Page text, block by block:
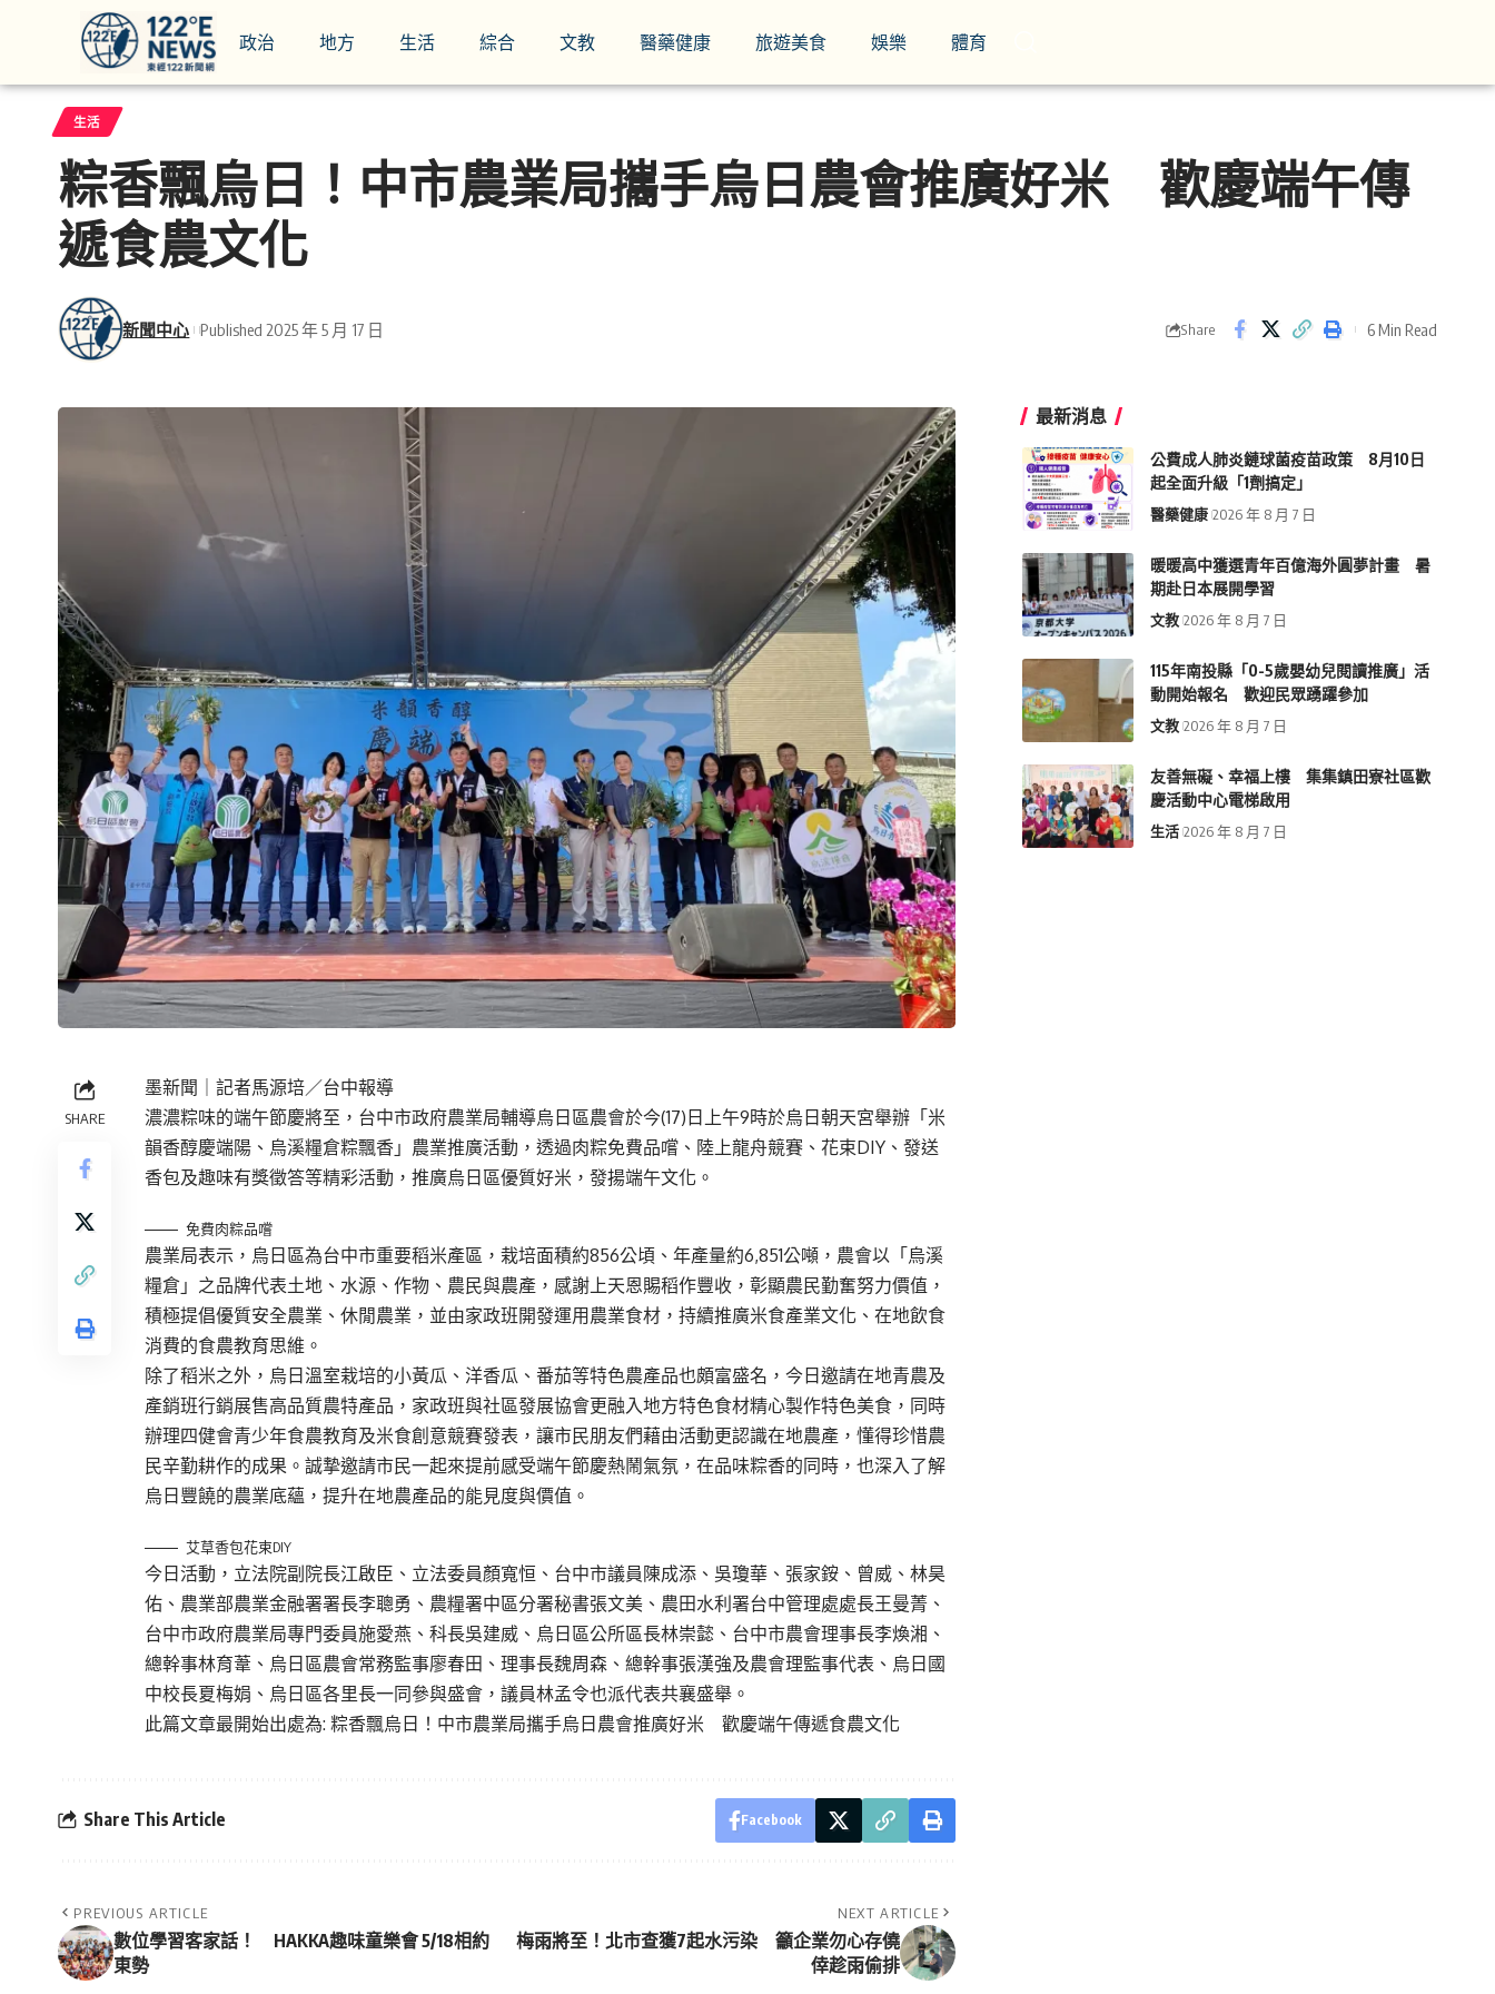
政治 地方 生活 綜合 文教 醫藥健康 旅遊美食 娛樂 體育
生活
粽香飄烏日！中市農業局攜手烏日農會推廣好米 歡慶端午傳
遞食農文化
新聞中心 Published 2025 年 5 月 17 日 Share 6 Min Read
SHARE
墨新聞 ｜記者馬源培／台中報導
濃濃粽味的端午節慶將至，台中市政府農業局輔導烏日區農會於今(17)日上午9時於烏日朝天宮舉辦「米
韻香醇慶端陽、烏溪糧倉粽飄香」農業推廣活動，透過肉粽免費品嚐、陸上龍舟競賽、花束DIY、發送
香包及趣味有獎徵答等精彩活動，推廣烏日區優質好米，發揚端午文化。
免費肉粽品嚐
農業局表示，烏日區為台中市重要稻米產區，栽培面積約856公頃、年產量約6,851公噸，農會以「烏溪
糧倉」之品牌代表土地、水源、作物、農民與農產，感謝上天恩賜稻作豐收，彰顯農民勤奮努力價值，
積極提倡優質安全農業、休閒農業，並由家政班開發運用農業食材，持續推廣米食產業文化、在地飲食
消費的食農教育思維。
除了稻米之外，烏日溫室栽培的小黃瓜、洋香瓜、番茄等特色農產品也頗富盛名，今日邀請在地青農及
產銷班行銷展售高品質農特產品，家政班與社區發展協會更融入地方特色食材精心製作特色美食，同時
辦理四健會青少年食農教育及米食創意競賽發表，讓市民朋友們藉由活動更認識在地農產，懂得珍惜農
民辛勤耕作的成果。誠摯邀請市民一起來提前感受端午節慶熱鬧氣氛，在品味粽香的同時，也深入了解
烏日豐饒的農業底蘊，提升在地農產品的能見度與價值。
艾草香包花束DIY
今日活動，立法院副院長江啟臣、立法委員顏寬恒、台中市議員陳成添、吳瓊華、張家銨、曾威、林昊
佑、農業部農業金融署署長李聰勇、農糧署中區分署秘書張文美、農田水利署台中管理處處長王曼菁、
台中市政府農業局專門委員施愛燕、科長吳建威、烏日區公所區長林崇懿、台中市農會理事長李煥湘、
總幹事林育葦、烏日區農會常務監事廖春田、理事長魏周森、總幹事張漢強及農會理監事代表、烏日國
中校長夏梅娟、烏日區各里長一同參與盛會，議員林孟令也派代表共襄盛舉。
此篇文章最開始出處為: 粽香飄烏日！中市農業局攜手烏日農會推廣好米 歡慶端午傳遞食農文化
Share This Article Facebook
PREVIOUS ARTICLE
數位學習客家話！ HAKKA趣味童樂會 5/18相約
東勢
NEXT ARTICLE
梅雨將至！北市查獲7起水污染 籲企業勿心存僥
倖趁雨偷排
最新消息
公費成人肺炎鏈球菌疫苗政策 8月10日
起全面升級「1劑搞定」
醫藥健康 2026 年 8 月 7 日
暖暖高中獲選青年百億海外圓夢計畫 暑
期赴日本展開學習
文教 2026 年 8 月 7 日
115年南投縣「0-5歲嬰幼兒閱讀推廣」活
動開始報名 歡迎民眾踴躍參加
文教 2026 年 8 月 7 日
友善無礙、幸福上樓 集集鎮田寮社區歡
慶活動中心電梯啟用
生活 2026 年 8 月 7 日